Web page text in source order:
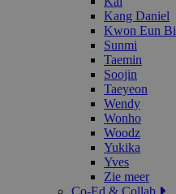
Kang Daniel
Kwon Eun Bi
Sunmi
Taemin
Soojin
Taeyeon
Wendy
Wonho
Woodz
Yukika
Yves
Zie meer